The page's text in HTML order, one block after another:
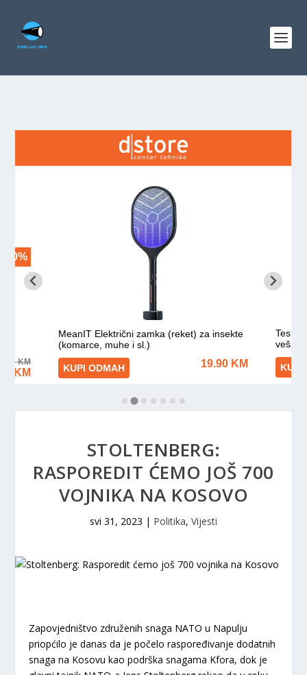
STOLTENBERG:
RASPOREDIT ĆEMO JOŠ 700
VOJNIKA NA KOSOVO
svi 31, 2023 | Politika, Vijesti
Zapovjedništvo združenih snaga NATO u Napulju
priopćilo je danas da je počelo raspoređivanje dodatnih
snaga na Kosovu kao podrška snagama Kfora, dok je